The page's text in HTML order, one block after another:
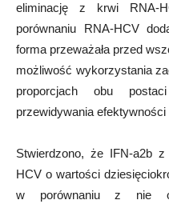
eliminację z krwi RNA-
porównaniu RNA-HCV
forma przeważała przed
możliwość wykorzystania
proporcjach obu
przewidywania efektywności
Stwierdzono, że IFN-a2b
HCV o wartości
w porównaniu z nie